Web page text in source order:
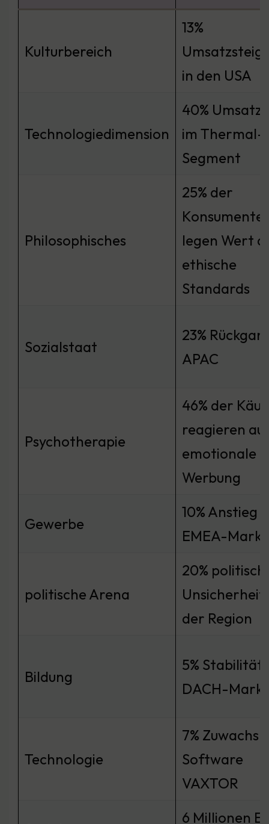
Kulturbereich
13%
in den USA
Technologiedimension
40%
im Thermal-
Segment
Philosophisches
25% der
legen Wert
ethische
Standards
Sozialstaat
23%
APAC
Psychotherapie
46% der
reagieren
emotionale
Werbung
Gewerbe
10% Anstieg
EMEA-Markt
politische Arena
20%
der Region
Bildung
5% Stabilität
DACH-Markt
Technologie
7% Zuwachs
Software
VAXTOR
6 Millionen